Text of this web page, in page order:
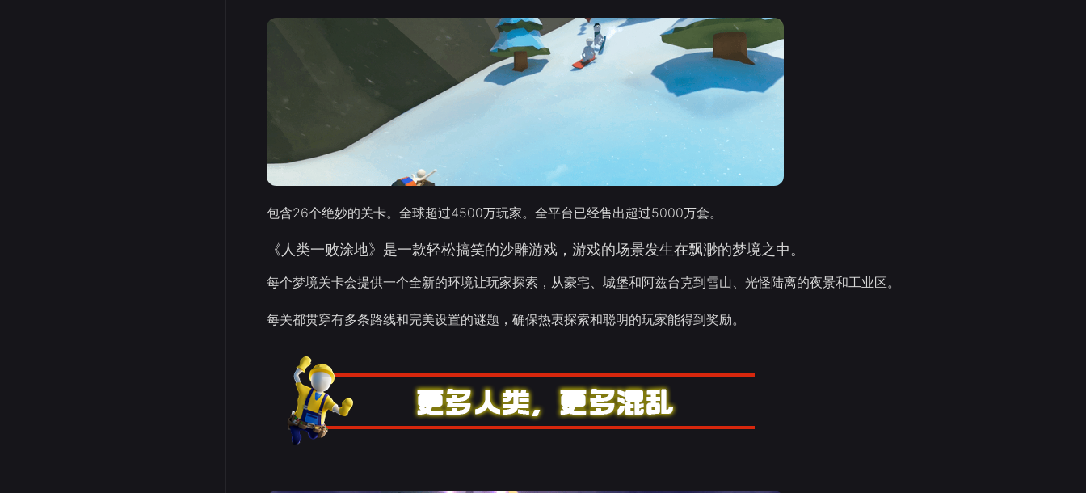
包含26个绝妙的关卡。全球超过4500万玩家。全平台已经售出超过5000万套。
《人类一败涂地》是一款轻松搞笑的沙雕游戏，游戏的场景发生在飘渺的梦境之中。
每个梦境关卡会提供一个全新的环境让玩家探索，从豪宅、城堡和阿兹台克到雪山、光怪陆离的夜景和工业区。
每关都贯穿有多条路线和完美设置的谜题，确保热衷探索和聪明的玩家能得到奖励。